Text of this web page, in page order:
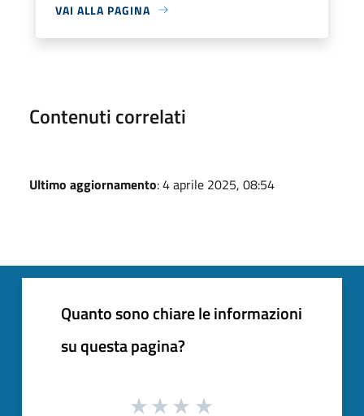
VAI ALLA PAGINA
Contenuti correlati
Ultimo aggiornamento: 4 aprile 2025, 08:54
Quanto sono chiare le informazioni
su questa pagina?